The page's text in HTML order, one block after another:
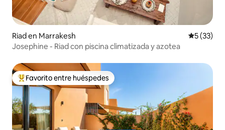
Riad en Marrakesh
5 (33)
Josephine - Riad con piscina climatizada y azotea
De los mejores en Favorito entre huéspedes
Favorito entre huéspedes